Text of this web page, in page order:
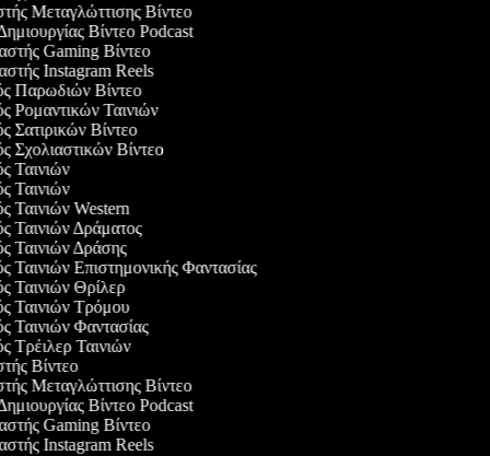
Μεταγλώττισης Βίντεο
Βίντεο Podcast
Gaming Βίντεο
Instagram Reels
Παρωδιών Βίντεο
Ρομαντικών Ταινιών
Σατιρικών Βίντεο
Σχολιαστικών Βίντεο
Ταινιών
Ταινιών
Ταινιών Western
Ταινιών Δράματος
Ταινιών Δράσης
Ταινιών Επιστημονικής Φαντασίας
Ταινιών Θρίλερ
Ταινιών Τρόμου
Ταινιών Φαντασίας
Τρέιλερ Ταινιών
Βίντεο
Μεταγλώττισης Βίντεο
Βίντεο Podcast
Gaming Βίντεο
Instagram Reels